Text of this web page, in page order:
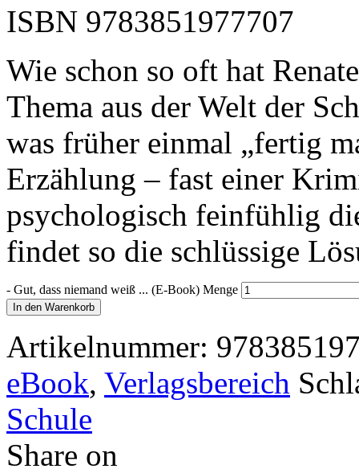
ISBN 9783851977707
Wie schon so oft hat
Thema aus der Welt der
was früher einmal „fertig
Erzählung – fast einer
psychologisch feinfühlig
findet so die schlüssige
- Gut, dass niemand weiß ... (E-Book) Menge
In den Warenkorb
Artikelnummer:
eBook, Verlagsbereich
Schule
Share on